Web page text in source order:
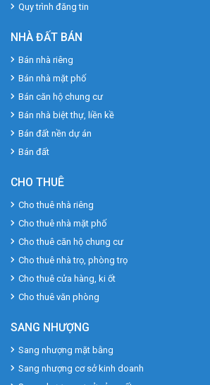
Quy trình đăng tin
NHÀ ĐẤT BÁN
Bán nhà riêng
Bán nhà mặt phố
Bán căn hộ chung cư
Bán nhà biệt thự, liền kề
Bán đất nền dự án
Bán đất
CHO THUÊ
Cho thuê nhà riêng
Cho thuê nhà mặt phố
Cho thuê căn hộ chung cư
Cho thuê nhà trọ, phòng trọ
Cho thuê cửa hàng, ki ốt
Cho thuê văn phòng
SANG NHƯỢNG
Sang nhượng mặt bằng
Sang nhượng cơ sở kinh doanh